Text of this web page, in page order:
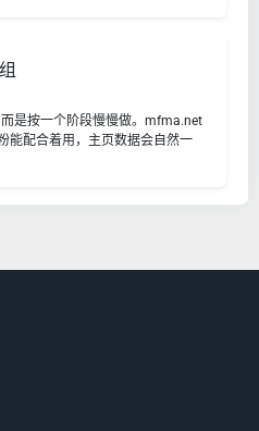
是按一个阶段慢慢做。mfma.net
能配合着用，主页数据会自然一